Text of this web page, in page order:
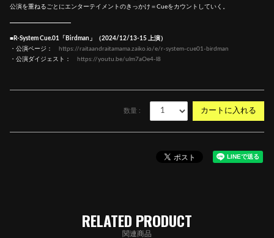
公演を重ねるごとにエンターテイメントのきっかけ＝Cueをカウントしていく。
■R-System Cue.01「Birdman」（2024/12/13-15 上演）
・公演ページ：
https://raitaandraitamama.zaiko.io/e/r-system-cue01-birdman
・公演ダイジェスト：
https://youtu.be/ulm7aOe4-l8
数量 :
RELATED PRODUCT
関連商品